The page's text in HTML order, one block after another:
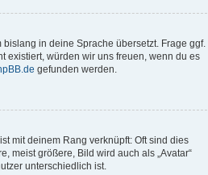
in deine Sprache übersetzt. Frage ggf.
existiert, würden wir uns freuen, wenn du es
gefunden werden.
mit deinem Rang verknüpft: Oft sind dies
meist größere, Bild wird auch als „Avatar“
unterschiedlich ist.